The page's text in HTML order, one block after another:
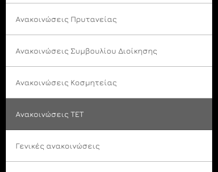
Ανακοινώσεις Πρυτανείας
Ανακοινώσεις Συμβουλίου Διοίκησης
Ανακοινώσεις Κοσμητείας
Ανακοινώσεις ΤΕΤ
Γενικές ανακοινώσεις